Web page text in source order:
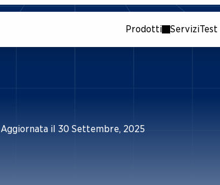
Prodotti ServiziTest
Aggiornata il 30 Settembre, 2025